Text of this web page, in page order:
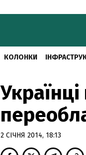
КОЛОНКИ
2 СІЧНЯ 2014, 18:13